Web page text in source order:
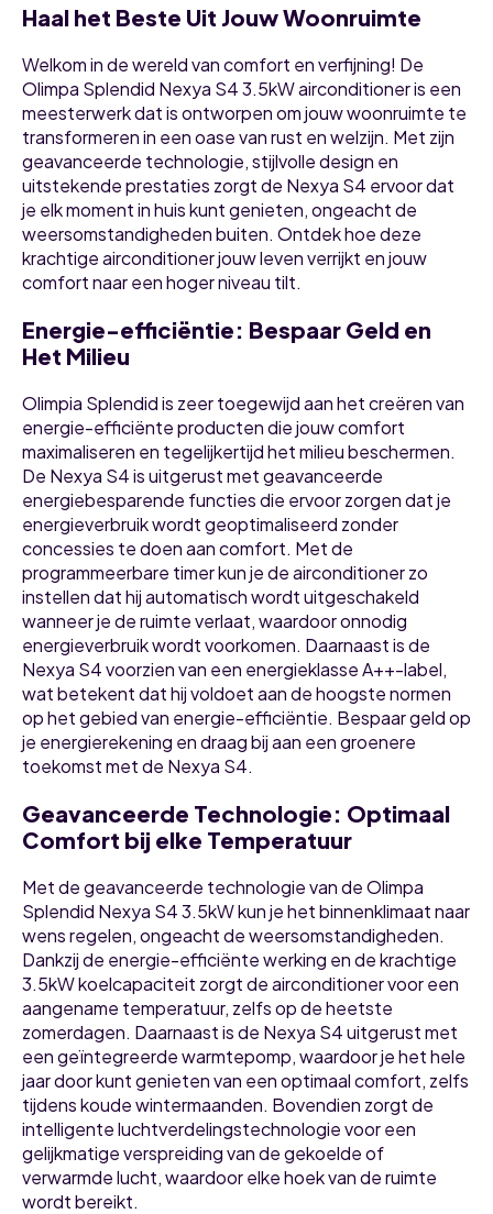
Haal het Beste Uit Jouw Woonruimte
Welkom in de wereld van comfort en verfijning! De
Olimpa Splendid Nexya S4 3.5kW airconditioner is een
meesterwerk dat is ontworpen om jouw woonruimte te
transformeren in een oase van rust en welzijn. Met zijn
geavanceerde technologie, stijlvolle design en
uitstekende prestaties zorgt de Nexya S4 ervoor dat
je elk moment in huis kunt genieten, ongeacht de
weersomstandigheden buiten. Ontdek hoe deze
krachtige airconditioner jouw leven verrijkt en jouw
comfort naar een hoger niveau tilt.
Energie-efficiëntie: Bespaar Geld en
Het Milieu
Olimpia Splendid is zeer toegewijd aan het creëren van
energie-efficiënte producten die jouw comfort
maximaliseren en tegelijkertijd het milieu beschermen.
De Nexya S4 is uitgerust met geavanceerde
energiebesparende functies die ervoor zorgen dat je
energieverbruik wordt geoptimaliseerd zonder
concessies te doen aan comfort. Met de
programmeerbare timer kun je de airconditioner zo
instellen dat hij automatisch wordt uitgeschakeld
wanneer je de ruimte verlaat, waardoor onnodig
energieverbruik wordt voorkomen. Daarnaast is de
Nexya S4 voorzien van een energieklasse A++-label,
wat betekent dat hij voldoet aan de hoogste normen
op het gebied van energie-efficiëntie. Bespaar geld op
je energierekening en draag bij aan een groenere
toekomst met de Nexya S4.
Geavanceerde Technologie: Optimaal
Comfort bij elke Temperatuur
Met de geavanceerde technologie van de Olimpa
Splendid Nexya S4 3.5kW kun je het binnenklimaat naar
wens regelen, ongeacht de weersomstandigheden.
Dankzij de energie-efficiënte werking en de krachtige
3.5kW koelcapaciteit zorgt de airconditioner voor een
aangename temperatuur, zelfs op de heetste
zomerdagen. Daarnaast is de Nexya S4 uitgerust met
een geïntegreerde warmtepomp, waardoor je het hele
jaar door kunt genieten van een optimaal comfort, zelfs
tijdens koude wintermaanden. Bovendien zorgt de
intelligente luchtverdelingstechnologie voor een
gelijkmatige verspreiding van de gekoelde of
verwarmde lucht, waardoor elke hoek van de ruimte
wordt bereikt.